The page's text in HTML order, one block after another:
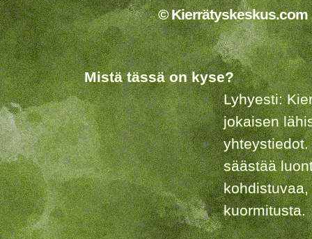
© Kierrätyskeskus.com
Mistä tässä on kyse?
Lyhyesti:
jokaisen
säästää
kuormitusta.